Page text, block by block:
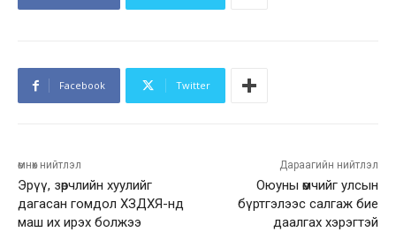
Facebook Twitter
өмнөх нийтлэл
Эрүү, зөрчлийн хуулийг
дагасан гомдол ХЗДХЯ-нд
маш их ирэх болжээ
Дараагийн нийтлэл
Оюуны өмчийг улсын
бүртгэлээс салгаж бие
даалгах хэрэгтэй